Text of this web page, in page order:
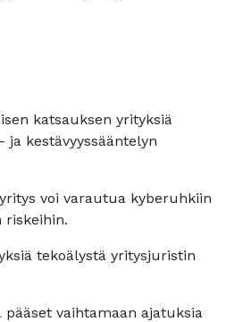
katsauksen yrityksiä
ja kestävyyssääntelyn
voi varautua kyberuhkiin
riskeihin.
tekoälystä yritysjuristin
pääset vaihtamaan ajatuksia